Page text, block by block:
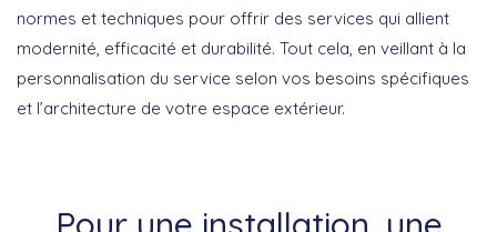
normes et techniques pour offrir des services qui allient
modernité, efficacité et durabilité. Tout cela, en veillant à la
personnalisation du service selon vos besoins spécifiques
et l’architecture de votre espace extérieur.